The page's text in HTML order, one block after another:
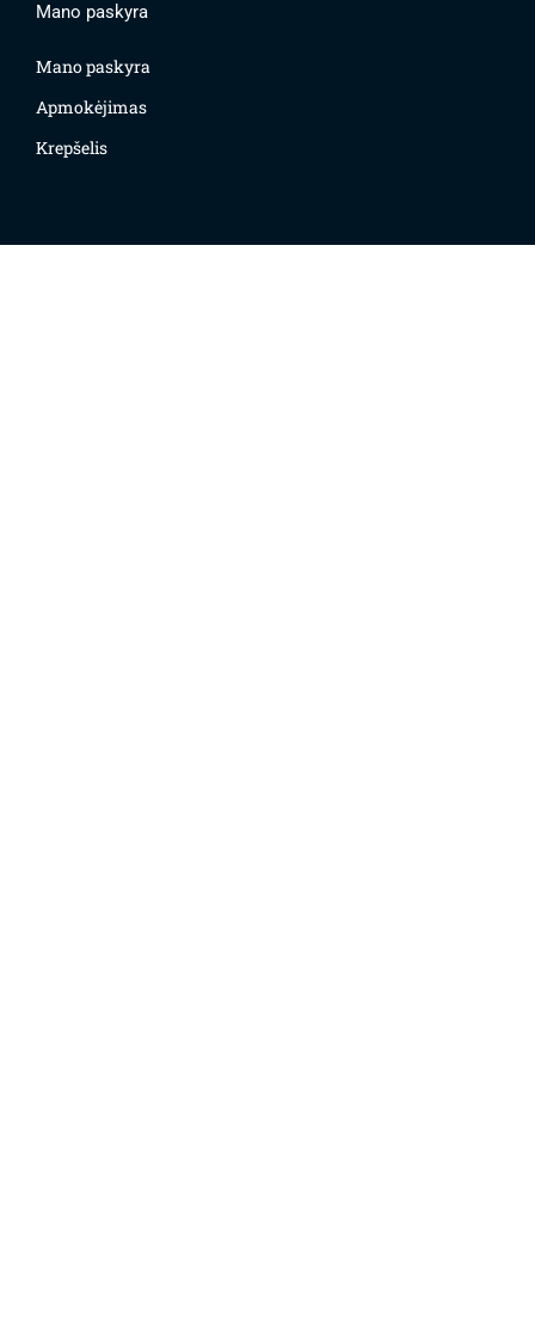
Mano paskyra
Mano paskyra
Apmokėjimas
Krepšelis